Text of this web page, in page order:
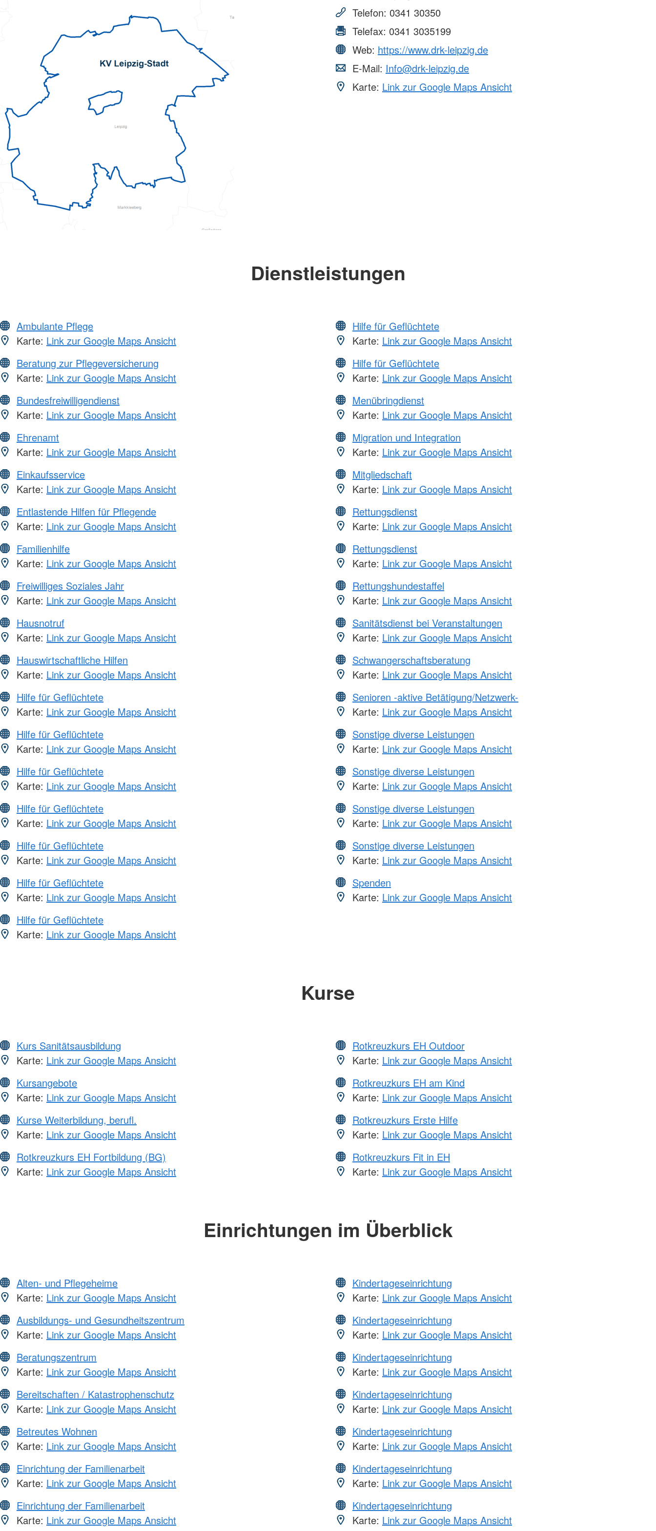
Servicewohnen-Sonnenpark
Tagespflege
Telefon: 0341 30350
Telefax: 0341 3035199
Web: https://www.drk-leipzig.de
E-Mail: Info@drk-leipzig.de
Karte: Link zur Google Maps Ansicht
Dienstleistungen
Ambulante Pflege
Karte: Link zur Google Maps Ansicht
Beratung zur Pflegeversicherung
Karte: Link zur Google Maps Ansicht
Bundesfreiwilligendienst
Karte: Link zur Google Maps Ansicht
Ehrenamt
Karte: Link zur Google Maps Ansicht
Einkaufsservice
Karte: Link zur Google Maps Ansicht
Entlastende Hilfen für Pflegende
Karte: Link zur Google Maps Ansicht
Familienhilfe
Karte: Link zur Google Maps Ansicht
Freiwilliges Soziales Jahr
Karte: Link zur Google Maps Ansicht
Hausnotruf
Karte: Link zur Google Maps Ansicht
Hauswirtschaftliche Hilfen
Karte: Link zur Google Maps Ansicht
Hilfe für Geflüchtete
Karte: Link zur Google Maps Ansicht
Hilfe für Geflüchtete
Karte: Link zur Google Maps Ansicht
Hilfe für Geflüchtete
Karte: Link zur Google Maps Ansicht
Hilfe für Geflüchtete
Karte: Link zur Google Maps Ansicht
Hilfe für Geflüchtete
Karte: Link zur Google Maps Ansicht
Hilfe für Geflüchtete
Karte: Link zur Google Maps Ansicht
Hilfe für Geflüchtete
Karte: Link zur Google Maps Ansicht
Hilfe für Geflüchtete
Karte: Link zur Google Maps Ansicht
Hilfe für Geflüchtete
Karte: Link zur Google Maps Ansicht
Menübringdienst
Karte: Link zur Google Maps Ansicht
Migration und Integration
Karte: Link zur Google Maps Ansicht
Mitgliedschaft
Karte: Link zur Google Maps Ansicht
Rettungsdienst
Karte: Link zur Google Maps Ansicht
Rettungsdienst
Karte: Link zur Google Maps Ansicht
Rettungshundestaffel
Karte: Link zur Google Maps Ansicht
Sanitätsdienst bei Veranstaltungen
Karte: Link zur Google Maps Ansicht
Schwangerschaftsberatung
Karte: Link zur Google Maps Ansicht
Senioren -aktive Betätigung/Netzwerk-
Karte: Link zur Google Maps Ansicht
Sonstige diverse Leistungen
Karte: Link zur Google Maps Ansicht
Sonstige diverse Leistungen
Karte: Link zur Google Maps Ansicht
Sonstige diverse Leistungen
Karte: Link zur Google Maps Ansicht
Sonstige diverse Leistungen
Karte: Link zur Google Maps Ansicht
Spenden
Karte: Link zur Google Maps Ansicht
Kurse
Kurs Sanitätsausbildung
Karte: Link zur Google Maps Ansicht
Kursangebote
Karte: Link zur Google Maps Ansicht
Kurse Weiterbildung, berufl.
Karte: Link zur Google Maps Ansicht
Rotkreuzkurs EH Fortbildung (BG)
Karte: Link zur Google Maps Ansicht
Rotkreuzkurs EH Outdoor
Karte: Link zur Google Maps Ansicht
Rotkreuzkurs EH am Kind
Karte: Link zur Google Maps Ansicht
Rotkreuzkurs Erste Hilfe
Karte: Link zur Google Maps Ansicht
Rotkreuzkurs Fit in EH
Karte: Link zur Google Maps Ansicht
Einrichtungen im Überblick
Alten- und Pflegeheime
Karte: Link zur Google Maps Ansicht
Ausbildungs- und Gesundheitszentrum
Karte: Link zur Google Maps Ansicht
Beratungszentrum
Karte: Link zur Google Maps Ansicht
Bereitschaften / Katastrophenschutz
Karte: Link zur Google Maps Ansicht
Betreutes Wohnen
Karte: Link zur Google Maps Ansicht
Einrichtung der Familienarbeit
Karte: Link zur Google Maps Ansicht
Einrichtung der Familienarbeit
Karte: Link zur Google Maps Ansicht
Kindertageseinrichtung
Karte: Link zur Google Maps Ansicht
Kindertageseinrichtung
Karte: Link zur Google Maps Ansicht
Kindertageseinrichtung
Karte: Link zur Google Maps Ansicht
Kindertageseinrichtung
Karte: Link zur Google Maps Ansicht
Kindertageseinrichtung
Karte: Link zur Google Maps Ansicht
Kindertageseinrichtung
Karte: Link zur Google Maps Ansicht
Kindertageseinrichtung
Karte: Link zur Google Maps Ansicht